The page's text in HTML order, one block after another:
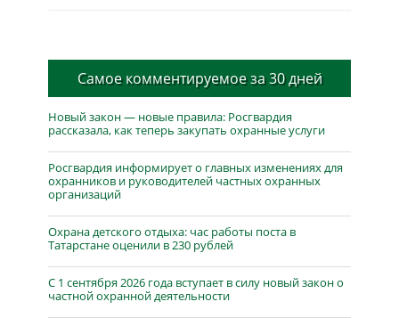
Самое комментируемое за 30 дней
Новый закон — новые правила: Росгвардия
рассказала, как теперь закупать охранные услуги
Росгвардия информирует о главных изменениях для
охранников и руководителей частных охранных
организаций
Охрана детского отдыха: час работы поста в
Татарстане оценили в 230 рублей
С 1 сентября 2026 года вступает в силу новый закон о
частной охранной деятельности